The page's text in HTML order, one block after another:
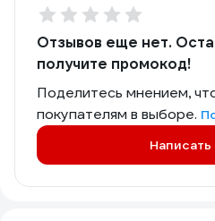
Отзывов еще нет.
получите промокод!
Поделитесь мнением,
покупателям в выборе.
Написать